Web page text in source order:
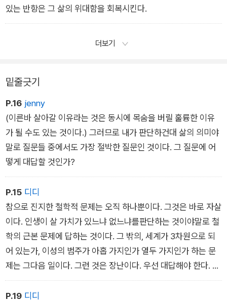
있는 반항은 그 삶의 위대함을 회복시킨다.
더보기
밑줄긋기
P.16 jenny
(이른바 살아갈 이유라는 것은 동시에 목숨을 버릴 훌륭한 이유
가 될 수도 있는 것이다.) 그러므로 내가 판단하건대 삶의 의미야
말로 질문들 중에서도 가장 절박한 질문인 것이다. 그 질문에 어
떻게 대답할 것인가?
P.15 디디
참으로 진지한 철학적 문제는 오직 하나뿐이다. 그것은 바로 자살
이다. 인생이 살 가치가 있느냐 없느냐를판단하는 것이야말로 철
학의 근본 문제에 답하는 것이다. 그 밖의, 세계가 3차원으로 되
어 있는가, 이성의 범주가 아홉 가지인가 열두 가지인가 하는 문
제는 그다음 일이다. 그런 것은 장난이다. 우선 대답해야 한다. 그
리고 만약 니체가 주장했듯이, 철학자가 존경받으려면 마땅히 자
신의 주장을 실천으로 보여주어야 한다는 것이 사실이라면, 우리
P.19 디디